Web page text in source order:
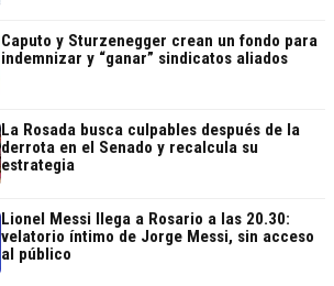
Caputo y Sturzenegger crean un fondo para
indemnizar y “ganar” sindicatos aliados
La Rosada busca culpables después de la
derrota en el Senado y recalcula su
estrategia
Lionel Messi llega a Rosario a las 20.30:
velatorio íntimo de Jorge Messi, sin acceso
al público